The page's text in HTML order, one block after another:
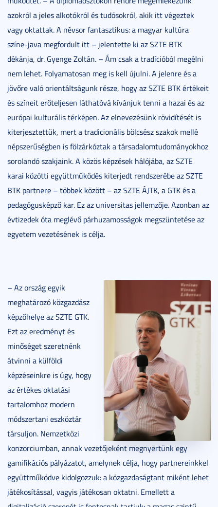
azokról a jeles alkotókról és tudósokról, akik itt végeztek
vagy oktattak. A névsor fantasztikus: a magyar kultúra
színe-java megfordult itt – jelentette ki az SZTE BTK
dékánja, dr. Gyenge Zoltán. – Ám csak a tradícióból megélni
nem lehet. Folyamatosan meg is kell újulni. A jelenre és a
jövőre való orientáltságunk része, hogy az SZTE BTK értékeit
és színeit erőteljesen láthatóvá kívánjuk tenni a hazai és az
európai kulturális térképen. Az elnevezésünk rövidítését is
kiterjesztettük, mert a tradicionális bölcsész szakok mellé
népszerűségben is fölzárkóztak a társadalomtudományokhoz
sorolandó szakjaink. A közös képzések hálójába, az SZTE
karai közötti együttműködés kiterjedt rendszerébe az SZTE
BTK partnere – többek között – az SZTE ÁJTK, a GTK és a
pedagógusképző kar. Ez az universitas jellemzője. Azonban az
évtizedek óta meglévő párhuzamosságok megszüntetése az
egyetem vezetésének is célja.
– Az ország egyik
meghatározó közgazdász
képzőhelye az SZTE GTK.
Ezt az eredményt és
minőséget szeretnénk
átvinni a külföldi
képzéseinkre is úgy, hogy
az értékes oktatási
tartalomhoz modern
módszertani eszköztár
társuljon. Nemzetközi
konzorciumban, annak vezetőjeként megnyertünk egy
gamifikációs pályázatot, amelynek célja, hogy partnereinkkel
együttműködve kidolgozzuk: a közgazdaságtant miként lehet
játékosítással, vagyis játékosan oktatni. Emellett a